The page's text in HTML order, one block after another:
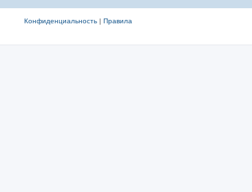
Конфиденциальность| Правила